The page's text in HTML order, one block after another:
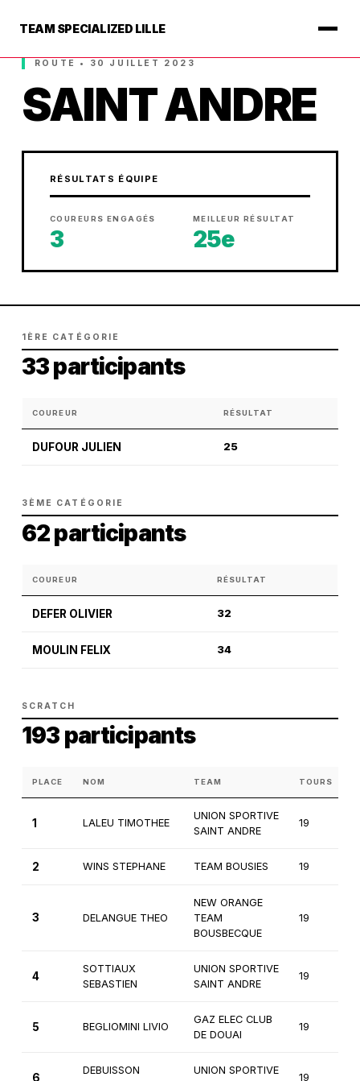
TEAM SPECIALIZED LILLE
ROUTE • 30 JUILLET 2023
SAINT ANDRE
RÉSULTATS ÉQUIPE
COUREURS ENGAGÉS
3
MEILLEUR RÉSULTAT
25e
1ÈRE CATÉGORIE
33 participants
COUREUR RÉSULTAT
DUFOUR JULIEN 25
3ÈME CATÉGORIE
62 participants
COUREUR RÉSULTAT
DEFER OLIVIER 32
MOULIN FELIX 34
SCRATCH
193 participants
PLACE NOM TEAM TOURS
1 LALEU TIMOTHEE
UNION SPORTIVE
SAINT ANDRE
19
2 WINS STEPHANE TEAM BOUSIES 19
3 DELANGUE THEO
NEW ORANGE
TEAM
BOUSBECQUE
19
4
SOTTIAUX
SEBASTIEN
UNION SPORTIVE
SAINT ANDRE
19
5 BEGLIOMINI LIVIO
GAZ ELEC CLUB
DE DOUAI
19
6
DEBUISSON
UNION SPORTIVE
19